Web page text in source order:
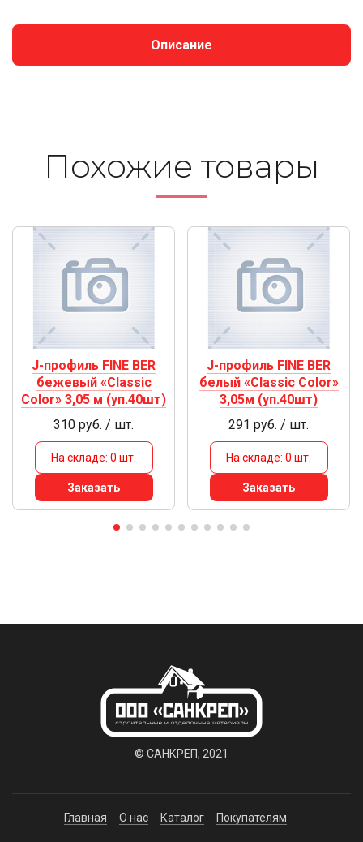
Описание
Похожие то­ва­ры
J-профиль FINE BER
бежевый «Classic
Color» 3,05 м (уп.40шт)
310 руб. / шт.
На складе: 0 шт.
Заказать
J-профиль FINE BER
белый «Classic Color»
3,05м (уп.40шт)
291 руб. / шт.
На складе: 0 шт.
Заказать
© САНКРЕП, 2021
Главная О нас Каталог Покупателям